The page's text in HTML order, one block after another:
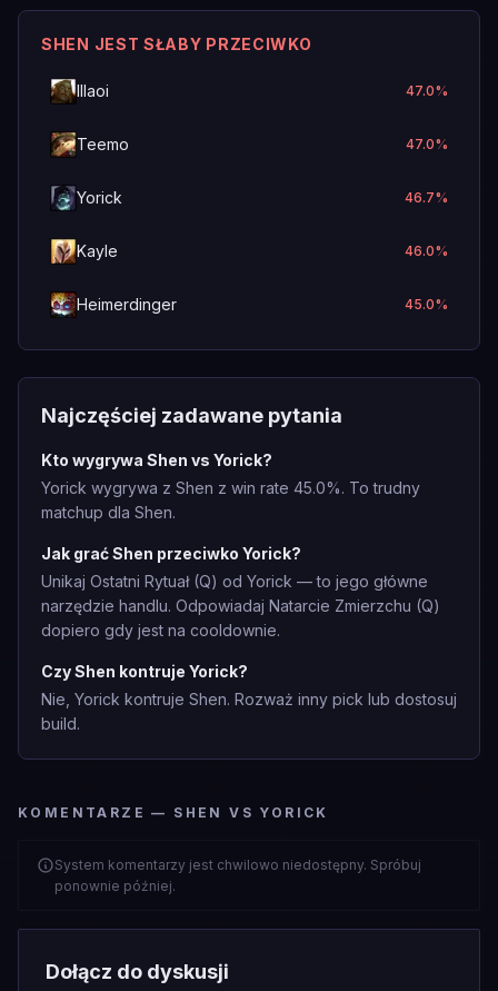
SHEN JEST SŁABY PRZECIWKO
Illaoi 47.0%
Teemo 47.0%
Yorick 46.7%
Kayle 46.0%
Heimerdinger 45.0%
Najczęściej zadawane pytania
Kto wygrywa Shen vs Yorick?
Yorick wygrywa z Shen z win rate 45.0%. To trudny
matchup dla Shen.
Jak grać Shen przeciwko Yorick?
Unikaj Ostatni Rytuał (Q) od Yorick — to jego główne
narzędzie handlu. Odpowiadaj Natarcie Zmierzchu (Q)
dopiero gdy jest na cooldownie.
Czy Shen kontruje Yorick?
Nie, Yorick kontruje Shen. Rozważ inny pick lub dostosuj
build.
KOMENTARZE — SHEN VS YORICK
System komentarzy jest chwilowo niedostępny. Spróbuj
ponownie później.
Dołącz do dyskusji